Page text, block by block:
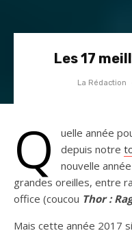
Les 17
La Rédaction
Q
uelle année
depuis notre
nouvelle
grandes oreilles, entre
office (coucou Thor :
Mais cette année 2017